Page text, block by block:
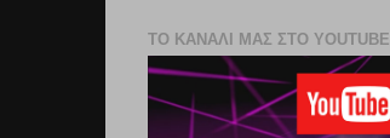
ΤΟ ΚΑΝΑΛΙ ΜΑΣ ΣΤΟ YOUTUBE